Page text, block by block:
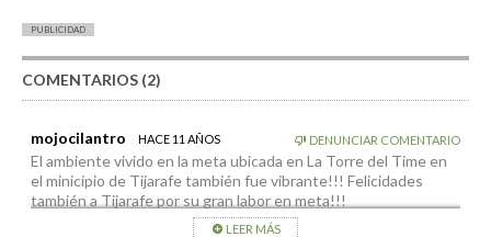
PUBLICIDAD
COMENTARIOS (2)
mojocilantro HACE 11 AÑOS DENUNCIAR COMENTARIO
El ambiente vivido en la meta ubicada en La Torre del Time en
el minicipio de Tijarafe también fue vibrante!!! Felicidades
también a Tijarafe por su gran labor en meta!!!
LEER MÁS